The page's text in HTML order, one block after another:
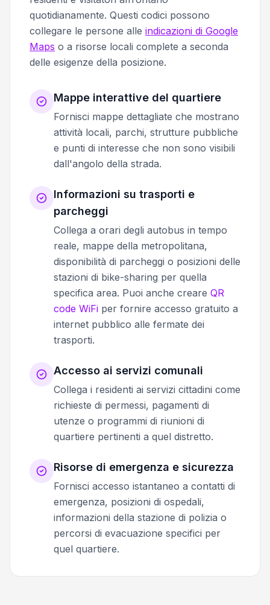
quotidianamente. Questi codici possono
collegare le persone alle indicazioni di Google
Maps o a risorse locali complete a seconda
delle esigenze della posizione.
Mappe interattive del quartiere
Fornisci mappe dettagliate che mostrano
attività locali, parchi, strutture pubbliche
e punti di interesse che non sono visibili
dall'angolo della strada.
Informazioni su trasporti e
parcheggi
Collega a orari degli autobus in tempo
reale, mappe della metropolitana,
disponibilità di parcheggi o posizioni delle
stazioni di bike-sharing per quella
specifica area. Puoi anche creare QR
code WiFi per fornire accesso gratuito a
internet pubblico alle fermate dei
trasporti.
Accesso ai servizi comunali
Collega i residenti ai servizi cittadini come
richieste di permessi, pagamenti di
utenze o programmi di riunioni di
quartiere pertinenti a quel distretto.
Risorse di emergenza e sicurezza
Fornisci accesso istantaneo a contatti di
emergenza, posizioni di ospedali,
informazioni della stazione di polizia o
percorsi di evacuazione specifici per
quel quartiere.